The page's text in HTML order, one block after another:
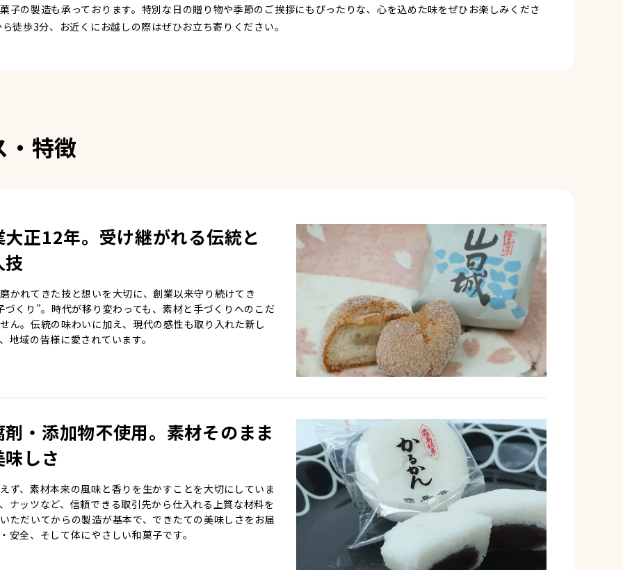
子の製造も承っております。特別な日の贈り物や季節のご挨拶にもぴったりな、心を込めた味をぜひお楽しみくださ
徒歩3分、お近くにお越しの際はぜひお立ち寄りください。
・特徴
大正12年。受け継がれる伝統と
技
かれてきた技と想いを大切に、創業以来守り続けてき
づくり”。時代が移り変わっても、素材と手づくりへのこだ
ん。伝統の味わいに加え、現代の感性も取り入れた新し
地域の皆様に愛されています。
剤・添加物不使用。素材そのまま
しさ
ず、素材本来の風味と香りを生かすことを大切にしていま
ナッツなど、信頼できる取引先から仕入れる上質な材料を
ただいてからの製造が基本で、できたての美味しさをお届
安全、そして体にやさしい和菓子です。